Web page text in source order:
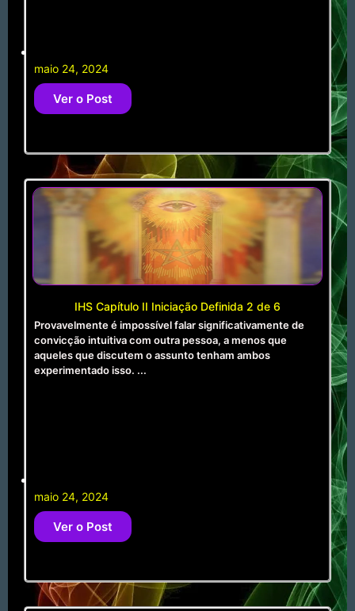
maio 24, 2024
Ver o Post
IHS Capítulo II Iniciação Definida 2 de 6
Provavelmente é impossível falar significativamente de
convicção intuitiva com outra pessoa, a menos que
aqueles que discutem o assunto tenham ambos
experimentado isso. ...
maio 24, 2024
Ver o Post